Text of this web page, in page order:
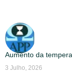
Aumento da
3 Julho, 2026